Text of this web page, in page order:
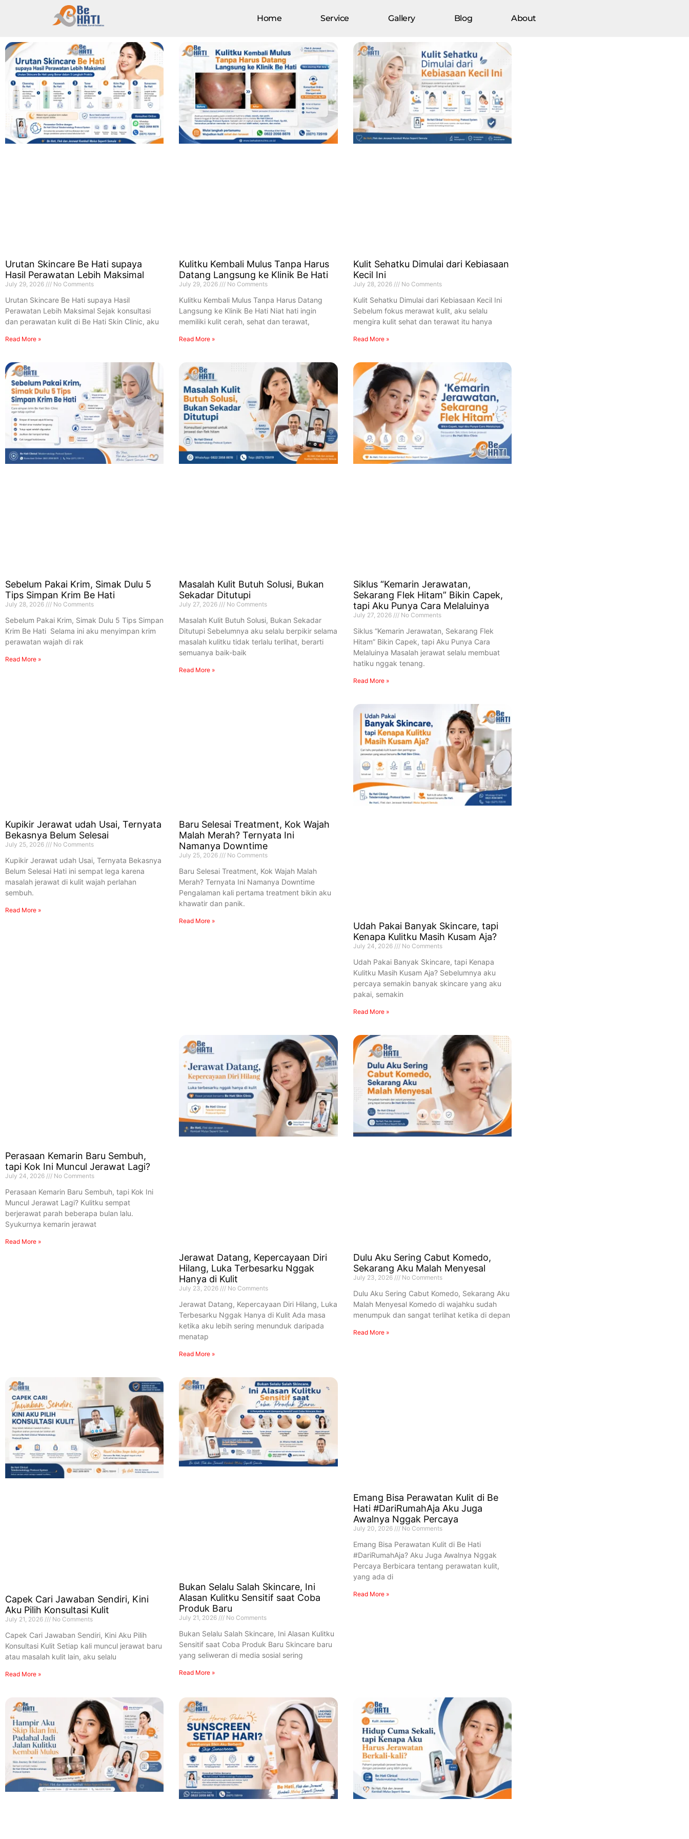
Home Service Gallery Blog About
Urutan Skincare Be Hati supaya
Hasil Perawatan Lebih Maksimal
July 29, 2026 No Comments
Urutan Skincare Be Hati supaya Hasil
Perawatan Lebih Maksimal Sejak konsultasi
dan perawatan kulit di Be Hati Skin Clinic, aku
Read More »
Kulitku Kembali Mulus Tanpa Harus
Datang Langsung ke Klinik Be Hati
July 29, 2026 No Comments
Kulitku Kembali Mulus Tanpa Harus Datang
Langsung ke Klinik Be Hati Niat hati ingin
memiliki kulit cerah, sehat dan terawat,
Read More »
Kulit Sehatku Dimulai dari Kebiasaan
Kecil Ini
July 28, 2026 No Comments
Kulit Sehatku Dimulai dari Kebiasaan Kecil Ini
Sebelum fokus merawat kulit, aku selalu
mengira kulit sehat dan terawat itu hanya
Read More »
Sebelum Pakai Krim, Simak Dulu 5
Tips Simpan Krim Be Hati
July 28, 2026 No Comments
Sebelum Pakai Krim, Simak Dulu 5 Tips Simpan
Krim Be Hati Selama ini aku menyimpan krim
perawatan wajah di rak
Read More »
Masalah Kulit Butuh Solusi, Bukan
Sekadar Ditutupi
July 27, 2026 No Comments
Masalah Kulit Butuh Solusi, Bukan Sekadar
Ditutupi Sebelumnya aku selalu berpikir selama
masalah kulitku tidak terlalu terlihat, berarti
semuanya baik-baik
Read More »
Siklus “Kemarin Jerawatan,
Sekarang Flek Hitam” Bikin Capek,
tapi Aku Punya Cara Melaluinya
July 27, 2026 No Comments
Siklus “Kemarin Jerawatan, Sekarang Flek
Hitam” Bikin Capek, tapi Aku Punya Cara
Melaluinya Masalah jerawat selalu membuat
hatiku nggak tenang.
Read More »
Kupikir Jerawat udah Usai, Ternyata
Bekasnya Belum Selesai
July 25, 2026 No Comments
Kupikir Jerawat udah Usai, Ternyata Bekasnya
Belum Selesai Hati ini sempat lega karena
masalah jerawat di kulit wajah perlahan
sembuh.
Read More »
Baru Selesai Treatment, Kok Wajah
Malah Merah? Ternyata Ini
Namanya Downtime
July 25, 2026 No Comments
Baru Selesai Treatment, Kok Wajah Malah
Merah? Ternyata Ini Namanya Downtime
Pengalaman kali pertama treatment bikin aku
khawatir dan panik.
Read More »
Udah Pakai Banyak Skincare, tapi
Kenapa Kulitku Masih Kusam Aja?
July 24, 2026 No Comments
Udah Pakai Banyak Skincare, tapi Kenapa
Kulitku Masih Kusam Aja? Sebelumnya aku
percaya semakin banyak skincare yang aku
pakai, semakin
Read More »
Perasaan Kemarin Baru Sembuh,
tapi Kok Ini Muncul Jerawat Lagi?
July 24, 2026 No Comments
Perasaan Kemarin Baru Sembuh, tapi Kok Ini
Muncul Jerawat Lagi? Kulitku sempat
berjerawat parah beberapa bulan lalu.
Syukurnya kemarin jerawat
Read More »
Jerawat Datang, Kepercayaan Diri
Hilang, Luka Terbesarku Nggak
Hanya di Kulit
July 23, 2026 No Comments
Jerawat Datang, Kepercayaan Diri Hilang, Luka
Terbesarku Nggak Hanya di Kulit Ada masa
ketika aku lebih sering menunduk daripada
menatap
Read More »
Dulu Aku Sering Cabut Komedo,
Sekarang Aku Malah Menyesal
July 23, 2026 No Comments
Dulu Aku Sering Cabut Komedo, Sekarang Aku
Malah Menyesal Komedo di wajahku sudah
menumpuk dan sangat terlihat ketika di depan
Read More »
Capek Cari Jawaban Sendiri, Kini
Aku Pilih Konsultasi Kulit
July 21, 2026 No Comments
Capek Cari Jawaban Sendiri, Kini Aku Pilih
Konsultasi Kulit Setiap kali muncul jerawat baru
atau masalah kulit lain, aku selalu
Read More »
Bukan Selalu Salah Skincare, Ini
Alasan Kulitku Sensitif saat Coba
Produk Baru
July 21, 2026 No Comments
Bukan Selalu Salah Skincare, Ini Alasan Kulitku
Sensitif saat Coba Produk Baru Skincare baru
yang seliweran di media sosial sering
Read More »
Emang Bisa Perawatan Kulit di Be
Hati #DariRumahAja Aku Juga
Awalnya Nggak Percaya
July 20, 2026 No Comments
Emang Bisa Perawatan Kulit di Be Hati
#DariRumahAja? Aku Juga Awalnya Nggak
Percaya Berbicara tentang perawatan kulit,
yang ada di
Read More »